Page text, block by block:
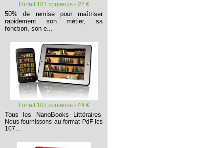
Forfait 181 contenus - 22 €
50% de remise pour maîtriser
rapidement son métier, sa
fonction, son e...
Forfait 107 contenus - 44 €
Tous les NanoBooks Littéraires
Nous fournissons au format PdF les
107...